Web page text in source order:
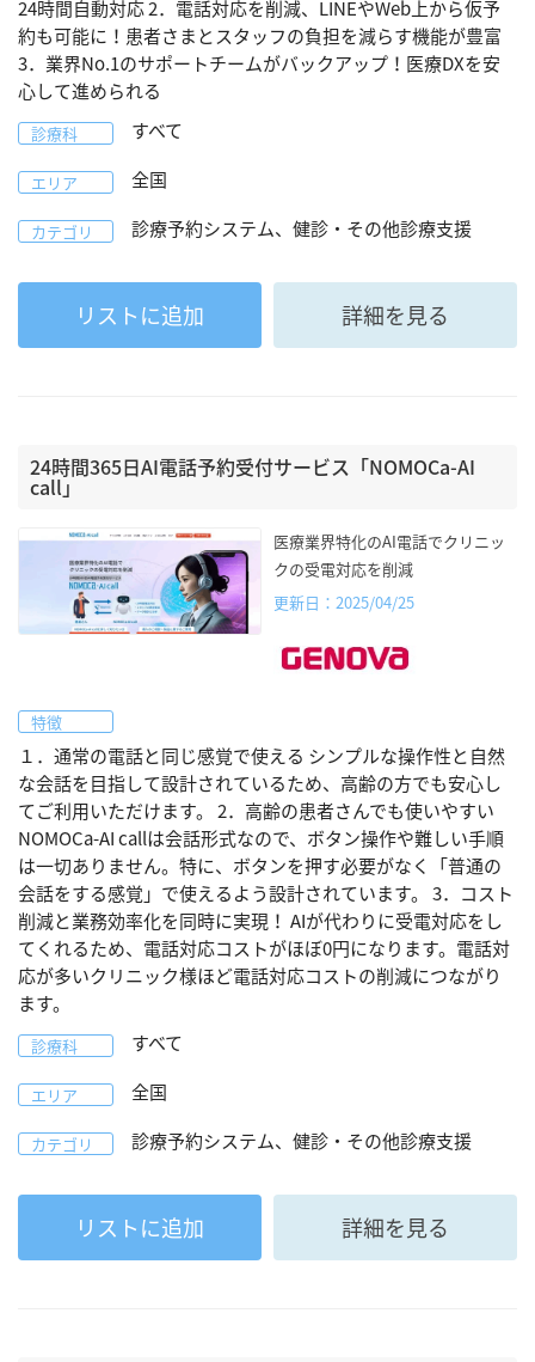
24時間自動対応 2．電話対応を削減、LINEやWeb上から仮予
約も可能に！患者さまとスタッフの負担を減らす機能が豊富
3．業界No.1のサポートチームがバックアップ！医療DXを安
心して進められる
診療科 すべて
エリア 全国
カテゴリ 診療予約システム、健診・その他診療支援
リストに追加 詳細を見る
24時間365日AI電話予約受付サービス「NOMOCa-AI
call」
医療業界特化のAI電話でクリニッ
クの受電対応を削減
更新日：2025/04/25
特徴
１．通常の電話と同じ感覚で使える シンプルな操作性と自然
な会話を目指して設計されているため、高齢の方でも安心し
てご利用いただけます。 2．高齢の患者さんでも使いやすい
NOMOCa-AI callは会話形式なので、ボタン操作や難しい手順
は一切ありません。特に、ボタンを押す必要がなく「普通の
会話をする感覚」で使えるよう設計されています。 3．コスト
削減と業務効率化を同時に実現！ AIが代わりに受電対応をし
てくれるため、電話対応コストがほぼ0円になります。電話対
応が多いクリニック様ほど電話対応コストの削減につながり
ます。
診療科 すべて
エリア 全国
カテゴリ 診療予約システム、健診・その他診療支援
リストに追加 詳細を見る